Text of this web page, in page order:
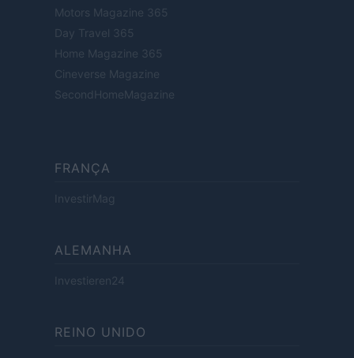
Motors Magazine 365
Day Travel 365
Home Magazine 365
Cineverse Magazine
SecondHomeMagazine
FRANÇA
InvestirMag
ALEMANHA
Investieren24
REINO UNIDO